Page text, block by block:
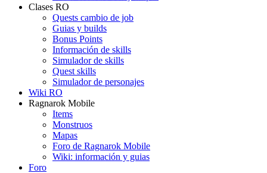
Clases RO
Quests cambio de job
Guias y builds
Bonus Points
Información de skills
Simulador de skills
Quest skills
Simulador de personajes
Wiki RO
Ragnarok Mobile
Items
Monstruos
Mapas
Foro de Ragnarok Mobile
Wiki: información y guias
Foro